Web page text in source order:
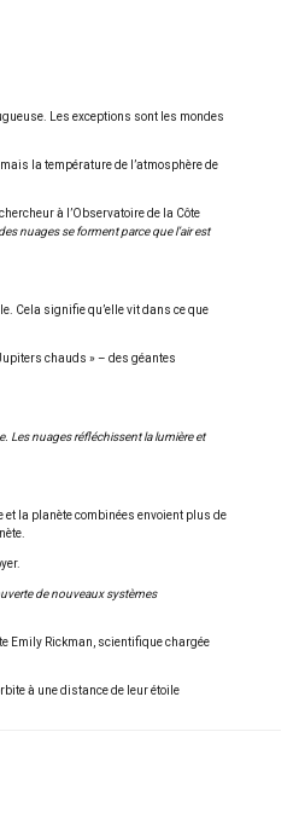
Les exceptions sont les mondes
la température de l’atmosphère de
à l’Observatoire de la Côte
nuages se forment parce que l’air est
Cela signifie qu’elle vit dans ce que
chauds » – des géantes
Les nuages réfléchissent la lumière et
et la planète combinées envoient plus de
de nouveaux systèmes
Emily Rickman, scientifique chargée
à une distance de leur étoile